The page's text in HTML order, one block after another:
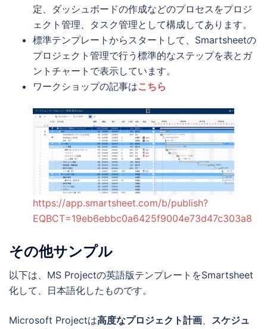
定、ダッシュボードの作成などのプロセスをプロジ
ェクト管理、タスク管理として構成してあります。
標準テンプレートからスタートして、Smartsheetの
プロジェクト管理で行う標準的なステップを表とガ
ントチャートで表示しています。
ワークショップの記事はこちら
https://app.smartsheet.com/b/publish?
EQBCT=19eb6ebbc0a6425f9004e73d47c303a8
その他サンプル
以下は、MS Projectの英語版テンプレートをSmartsheet
化して、日本語化したものです。
Microsoft Projectは高度なプロジェクト計画、 スケジュ